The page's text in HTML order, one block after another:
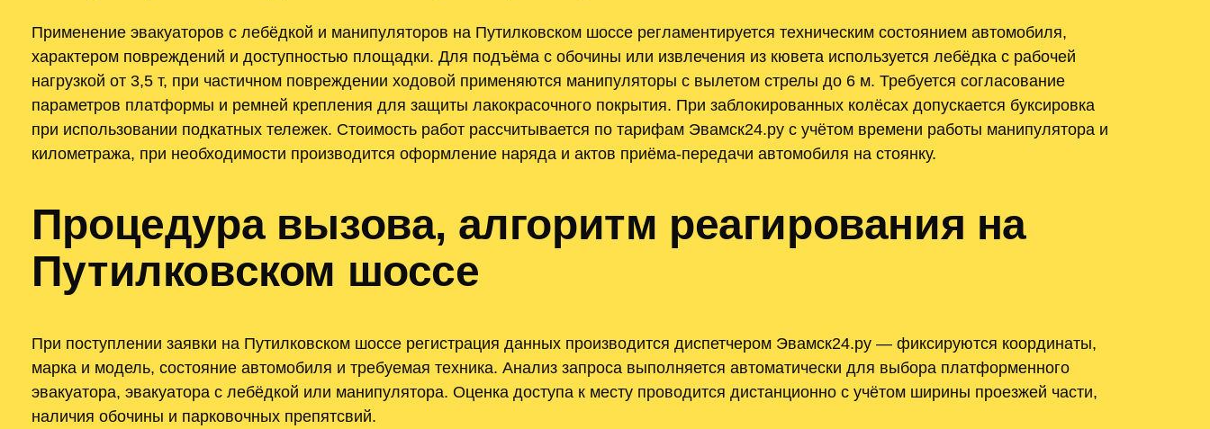
Применение эвакуаторов с лебёдкой и манипуляторов на Путилковском шоссе регламентируется техническим состоянием автомобиля,
характером повреждений и доступностью площадки. Для подъёма с обочины или извлечения из кювета используется лебёдка с рабочей
нагрузкой от 3,5 т, при частичном повреждении ходовой применяются манипуляторы с вылетом стрелы до 6 м. Требуется согласование
параметров платформы и ремней крепления для защиты лакокрасочного покрытия. При заблокированных колёсах допускается буксировка
при использовании подкатных тележек. Стоимость работ рассчитывается по тарифам Эвамск24.ру с учётом времени работы манипулятора и
километража, при необходимости производится оформление наряда и актов приёма-передачи автомобиля на стоянку.
Процедура вызова, алгоритм реагирования на
Путилковском шоссе
При поступлении заявки на Путилковском шоссе регистрация данных производится диспетчером Эвамск24.ру — фиксируются координаты,
марка и модель, состояние автомобиля и требуемая техника. Анализ запроса выполняется автоматически для выбора платформенного
эвакуатора, эвакуатора с лебёдкой или манипулятора. Оценка доступа к месту проводится дистанционно с учётом ширины проезжей части,
наличия обочины и парковочных препятсвий.